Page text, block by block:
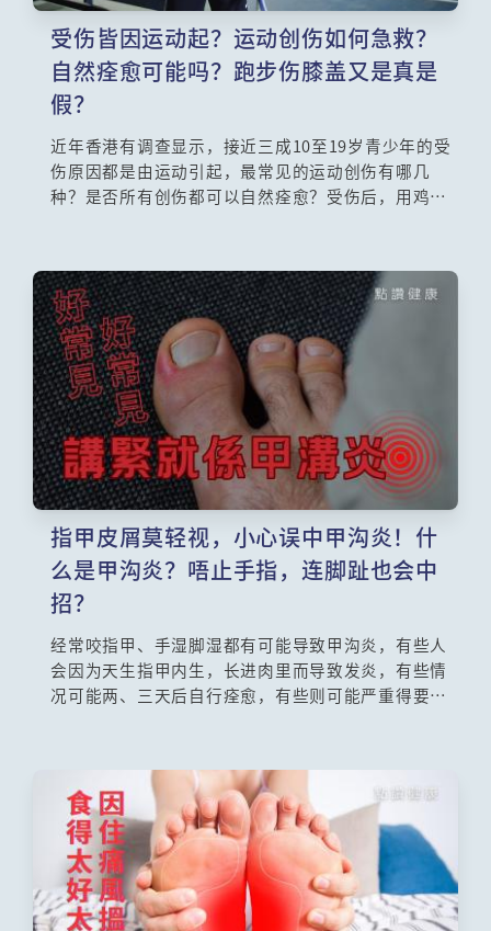
受伤皆因运动起？运动创伤如何急救？
自然痊愈可能吗？跑步伤膝盖又是真是
假？
近年香港有调查显示，接近三成10至19岁青少年的受
伤原因都是由运动引起，最常见的运动创伤有哪几
种？是否所有创伤都可以自然痊愈？受伤后，用鸡蛋
物理治疗师吴睿勤为大家解开种种运动创伤的迷思。
指甲皮屑莫轻视，小心误中甲沟炎！什
么是甲沟炎？唔止手指，连脚趾也会中
招？
经常咬指甲、手湿脚湿都有可能导致甲沟炎，有些人
会因为天生指甲内生，长进肉里而导致发炎，有些情
况可能两、三天后自行痊愈，有些则可能严重得要用
序，过程是怎样的？整形外科专科陈肖龙医生为你讲
解。